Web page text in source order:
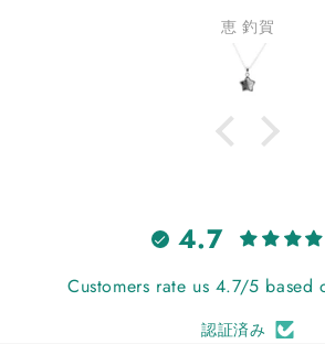
丁度いいサイズ感で、毎日着けて
恵 釣賀
4.7
Customers rate us 4.7/5 based
認証済み